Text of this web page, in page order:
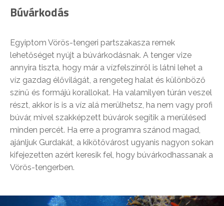
Búvárkodás
Egyiptom Vörös-tengeri partszakasza remek
lehetőséget nyújt a búvárkodásnak. A tenger vize
annyira tiszta, hogy már a vízfelszínről is látni lehet a
víz gazdag élővilágát, a rengeteg halat és különböző
színű és formájú korallokat. Ha valamilyen túrán veszel
részt, akkor is is a víz alá merülhetsz, ha nem vagy profi
búvár, mivel szakképzett búvárok segítik a merülésed
minden percét. Ha erre a programra szánod magad,
ajánljuk Gurdakát, a kikötővárost ugyanis nagyon sokan
kifejezetten azért keresik fel, hogy búvárkodhassanak a
Vörös-tengerben.